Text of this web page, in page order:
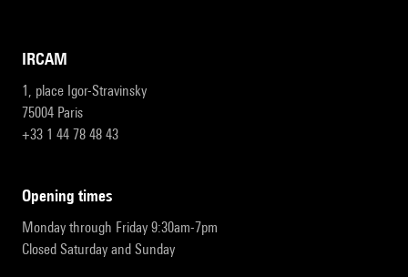
IRCAM
1, place Igor-Stravinsky
75004 Paris
+33 1 44 78 48 43
opening times
Monday through Friday 9:30am-7pm
Closed Saturday and Sunday